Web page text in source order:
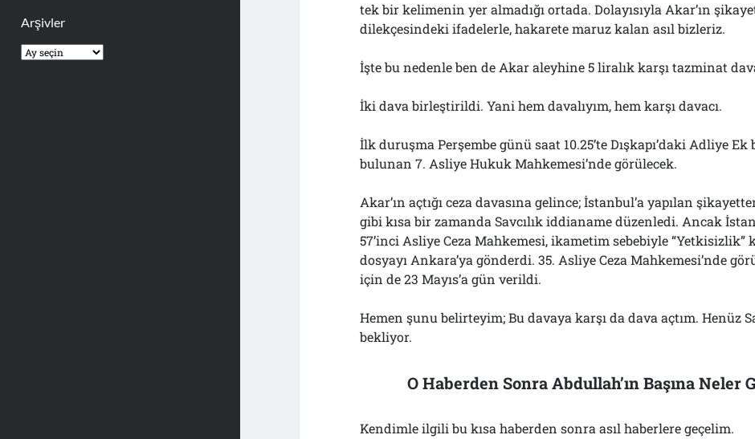
Arşivler
Arşivler
tek bir kelimenin yer almadığı ortada. Dolayısıyla Akar’ın
dilekçesindeki ifadelerle, hakarete maruz kalan asıl bizleriz.
İşte bu nedenle ben de Akar aleyhine 5 liralık karşı tazminat
İki dava birleştirildi. Yani hem davalıyım, hem karşı davacı.
İlk duruşma Perşembe günü saat 10.25’te Dışkapı’daki Adliye Ek
bulunan 7. Asliye Hukuk Mahkemesi’nde görülecek.
Akar’ın açtığı ceza davasına gelince; İstanbul’a yapılan
gibi kısa bir zamanda Savcılık iddianame düzenledi. Ancak
57’inci Asliye Ceza Mahkemesi, ikametim sebebiyle “Yetkisizlik”
dosyayı Ankara’ya gönderdi. 35. Asliye Ceza Mahkemesi’nde
için de 23 Mayıs’a gün verildi.
Hemen şunu belirteyim; Bu davaya karşı da dava açtım. Henüz
bekliyor.
O Haberden Sonra Abdullah’ın Başına Neler
Kendimle ilgili bu kısa haberden sonra asıl haberlere geçelim.